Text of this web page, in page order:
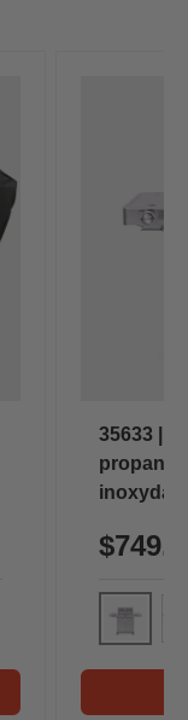
35633 |
propane